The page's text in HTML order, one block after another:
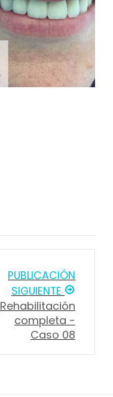
PUBLICACIÓN
SIGUIENTE
Rehabilitación
completa -
Caso 08